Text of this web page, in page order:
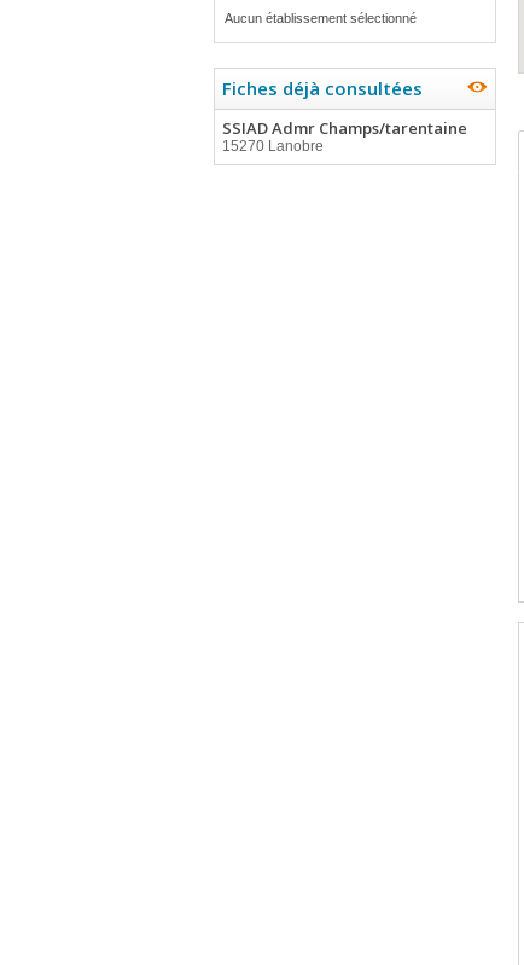
Aucun établissement sélectionné
Fiches déjà consultées
SSIAD Admr Champs/tarentaine
15270 Lanobre